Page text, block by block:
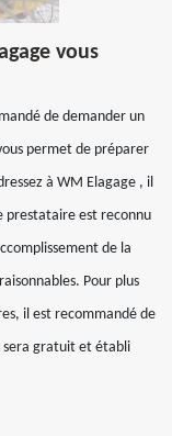
vous
de demander un
permet de préparer
à WM Elagage , il
prestataire est reconnu
de la
Pour plus
il est recommandé de
sera gratuit et établi